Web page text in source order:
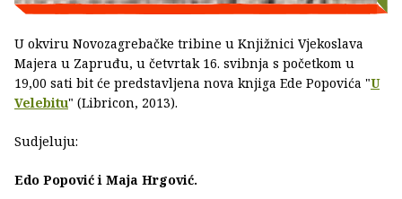
U okviru Novozagrebačke tribine u Knjižnici Vjekoslava
Majera u Zapruđu, u četvrtak 16. svibnja s početkom u
19,00 sati bit će predstavljena nova knjiga Ede Popovića "U
Velebitu" (Libricon, 2013).
Sudjeluju:
Edo Popović i Maja Hrgović.